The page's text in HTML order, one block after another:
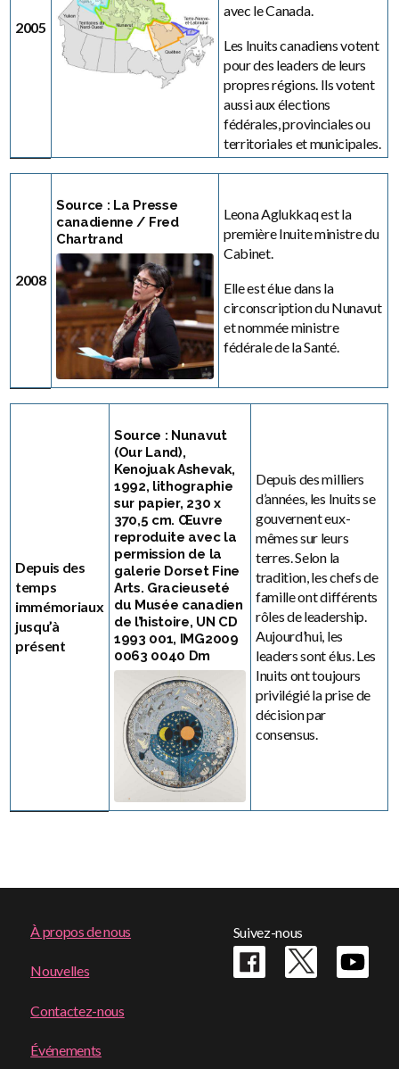
2005
avec le Canada.
Les Inuits canadiens votent
pour des leaders de leurs
propres régions. Ils votent
aussi aux élections
fédérales, provinciales ou
territoriales et municipales.
2008
Source : La Presse
canadienne / Fred
Chartrand
Leona Aglukkaq est la
première Inuite ministre du
Cabinet.
Elle est élue dans la
circonscription du Nunavut
et nommée ministre
fédérale de la Santé.
Depuis des
temps
immémoriaux
jusqu’à
présent
Source : Nunavut
(Our Land),
Kenojuak Ashevak,
1992, lithographie
sur papier, 230 x
370,5 cm. Œuvre
reproduite avec la
permission de la
galerie Dorset Fine
Arts. Gracieuseté
du Musée canadien
de l’histoire, UN CD
1993 001, IMG2009
0063 0040 Dm
Depuis des milliers
d’années, les Inuits se
gouvernent eux-
mêmes sur leurs
terres. Selon la
tradition, les chefs de
famille ont différents
rôles de leadership.
Aujourd’hui, les
leaders sont élus. Les
Inuits ont toujours
privilégié la prise de
décision par
consensus.
Footer
menu
À propos de nous
Nouvelles
Contactez-nous
Événements
Suivez-nous